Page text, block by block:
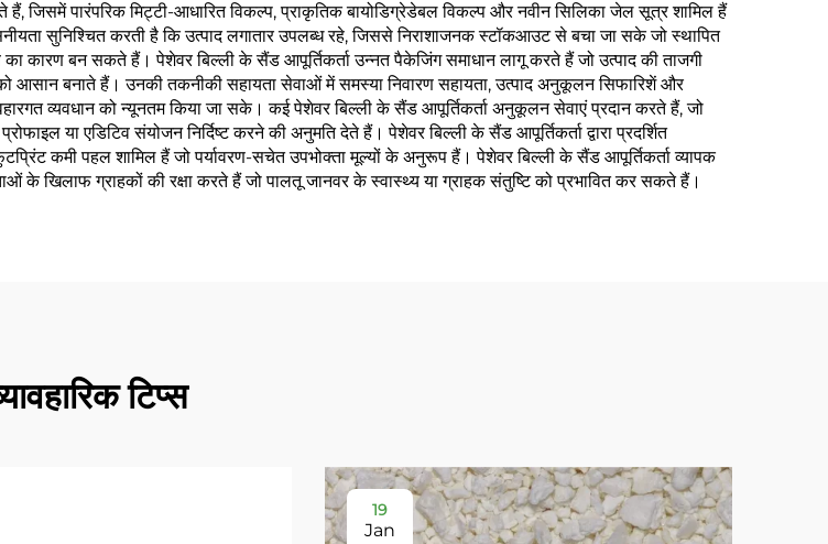
हैं, जिसमें पारंपरिक मिट्टी-आधारित विकल्प, प्राकृतिक बायोडिग्रेडेबल विकल्प और नवीन सिलिका जेल सूत्र शामिल हैं
सुनिश्चित करती है कि उत्पाद लगातार उपलब्ध रहे, जिससे निराशाजनक स्टॉकआउट से बचा जा सके जो स्थापित
कारण बन सकते हैं। पेशेवर बिल्ली के सैंड आपूर्तिकर्ता उन्नत पैकेजिंग समाधान लागू करते हैं जो उत्पाद की ताजगी
बनाते हैं। उनकी तकनीकी सहायता सेवाओं में समस्या निवारण सहायता, उत्पाद अनुकूलन सिफारिशें और
व्यवधान को न्यूनतम किया जा सके। कई पेशेवर बिल्ली के सैंड आपूर्तिकर्ता अनुकूलन सेवाएं प्रदान करते हैं, जो
या एडिटिव संयोजन निर्दिष्ट करने की अनुमति देते हैं। पेशेवर बिल्ली के सैंड आपूर्तिकर्ता द्वारा प्रदर्शित
फुटप्रिंट कमी पहल शामिल हैं जो पर्यावरण-सचेत उपभोक्ता मूल्यों के अनुरूप हैं। पेशेवर बिल्ली के सैंड आपूर्तिकर्ता व्यापक
के खिलाफ ग्राहकों की रक्षा करते हैं जो पालतू जानवर के स्वास्थ्य या ग्राहक संतुष्टि को प्रभावित कर सकते हैं।
टिप्स
19
Jan